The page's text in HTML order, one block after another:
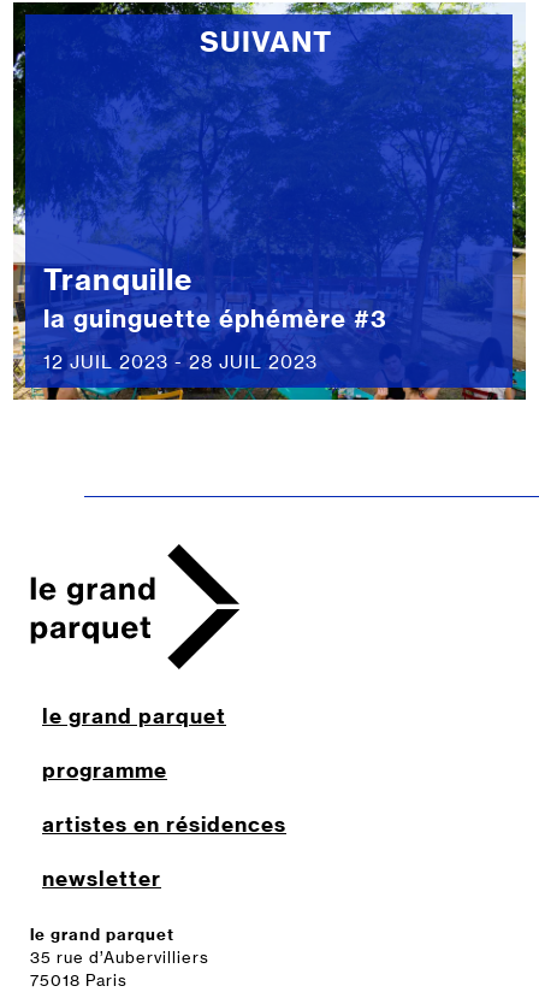
SUIVANT
Tranquille
la guinguette éphémère #3
12 JUIL 2023 - 28 JUIL 2023
le grand parquet
35 rue d’Aubervilliers
75018 Paris
le grand parquet
programme
artistes en résidences
newsletter